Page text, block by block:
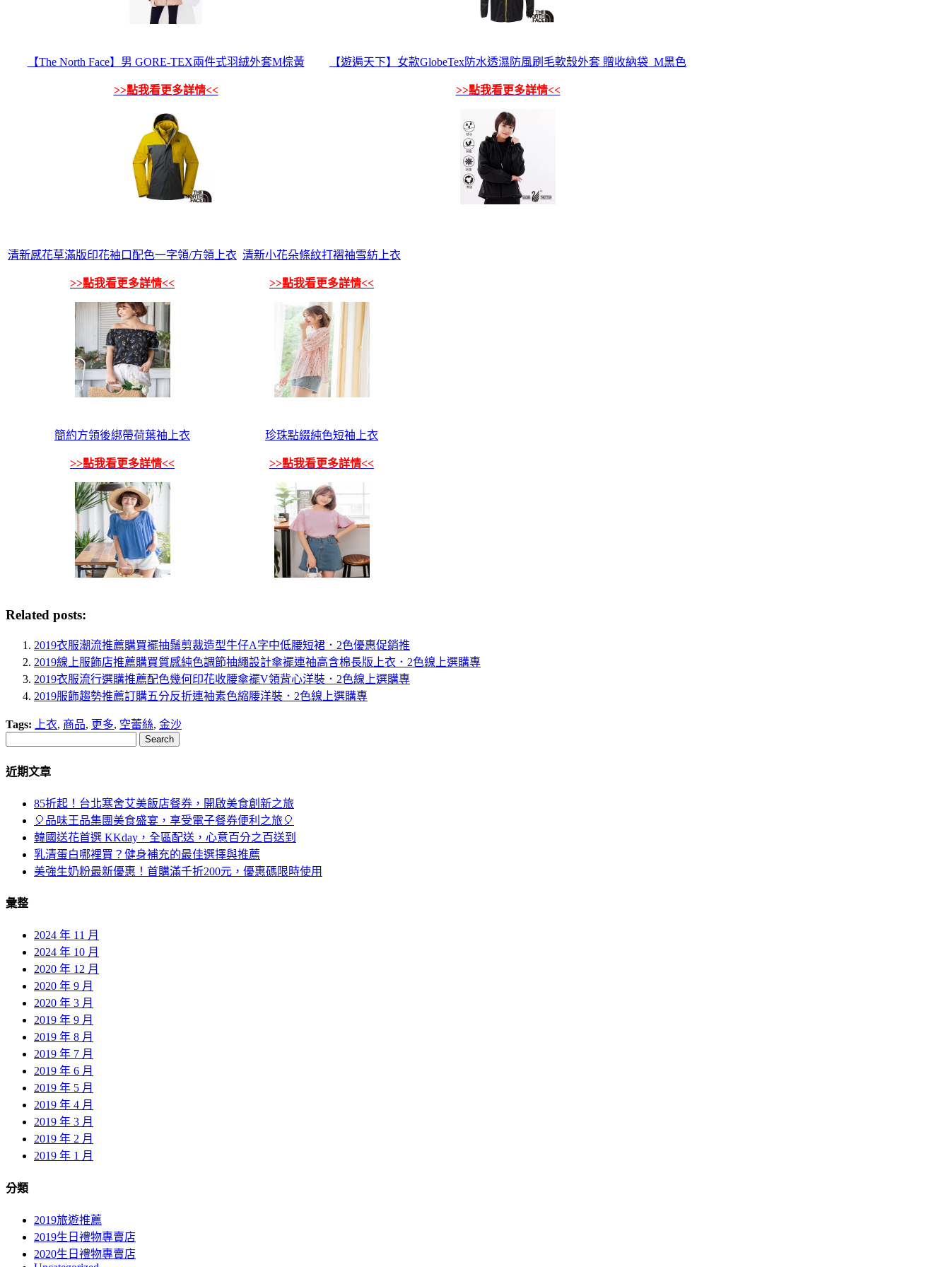
【The North Face】男 GORE-TEX兩件式羽絨外套M棕黃
>>點我看更多詳情<<
【遊遍天下】女款GlobeTex防水透濕防風刷毛軟殼外套 贈收納袋_M黑色
>>點我看更多詳情<<
清新感花草滿版印花袖口配色一字領/方領上衣
>>點我看更多詳情<<
清新小花朵條紋打褶袖雪紡上衣
>>點我看更多詳情<<
簡約方領後綁帶荷葉袖上衣
>>點我看更多詳情<<
珍珠點綴純色短袖上衣
>>點我看更多詳情<<
Related posts:
2019衣服潮流推薦購買襬抽鬚剪裁造型牛仔A字中低腰短裙．2色優惠促銷推
2019線上服飾店推薦購買質感純色調節抽繩設計傘襬連袖高含棉長版上衣．2色線上選購專
2019衣服流行選購推薦配色幾何印花收腰傘襬V領背心洋裝．2色線上選購專
2019服飾趨勢推薦訂購五分反折連袖素色縮腰洋裝．2色線上選購專
Tags: 上衣, 商品, 更多, 空蕾絲, 金沙
近期文章
85折起！台北寒舍艾美飯店餐券，開啟美食創新之旅
🎈品味王品集團美食盛宴，享受電子餐券便利之旅🎈
韓國送花首選 KKday，全區配送，心意百分之百送到
乳清蛋白哪裡買？健身補充的最佳選擇與推薦
美強生奶粉最新優惠！首購滿千折200元，優惠碼限時使用
彙整
2024 年 11 月
2024 年 10 月
2020 年 12 月
2020 年 9 月
2020 年 3 月
2019 年 9 月
2019 年 8 月
2019 年 7 月
2019 年 6 月
2019 年 5 月
2019 年 4 月
2019 年 3 月
2019 年 2 月
2019 年 1 月
分類
2019旅遊推薦
2019生日禮物專賣店
2020生日禮物專賣店